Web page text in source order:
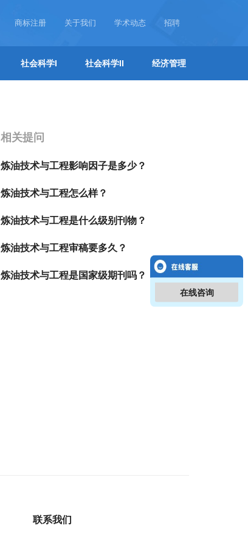
商标注册 关于我们 学术动态 招聘
社会科学I 社会科学II 经济管理
相关提问
炼油技术与工程影响因子是多少？
炼油技术与工程怎么样？
炼油技术与工程是什么级别刊物？
炼油技术与工程审稿要多久？
炼油技术与工程是国家级期刊吗？
联系我们
在线咨询